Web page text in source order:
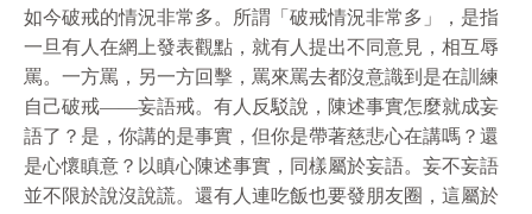
如今破戒的情況非常多。所謂「破戒情況非常多」，是指
一旦有人在網上發表觀點，就有人提出不同意見，相互辱
罵。一方罵，另一方回擊，罵來罵去都沒意識到是在訓練
自己破戒——妄語戒。有人反駁說，陳述事實怎麼就成妄
語了？是，你講的是事實，但你是帶著慈悲心在講嗎？還
是心懷瞋意？以瞋心陳述事實，同樣屬於妄語。妄不妄語
並不限於說沒說謊。還有人連吃飯也要發朋友圈，這屬於